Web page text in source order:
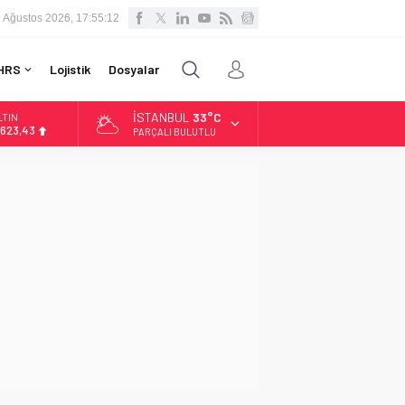
Ağustos 2026, 17:55:13
Lojistik Dosyalar
İSTANBUL 33°C
PARÇALI BULUTLU